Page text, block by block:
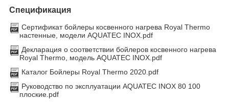
Спецификация
Сертификат бойлеры косвенного нагрева Royal Thermo
настенные, модели AQUATEC INOX.pdf
Декларация о соответствии бойлеров косвенного нагрева
Royal Thermo, модель AQUATEC INOX.pdf
Каталог Бойлеры Royal Thermo 2020.pdf
Руководство по эксплуатации AQUATEC INOX 80 100
плоские.pdf